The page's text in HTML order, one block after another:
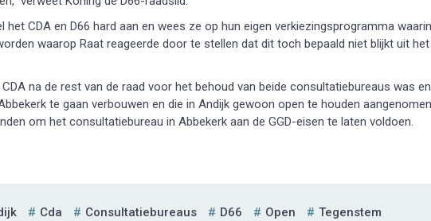
CDA en D66 hard aan en wees ze op hun eigen verkiezingsprogramma waarin
waarop Raat reageerde door te stellen dat dit toch bepaald niet blijkt uit het
na de rest van de raad voor het behoud van beide consultatiebureaus was en
te gaan verbouwen en die in Andijk gewoon open te houden
om het consultatiebureau in Abbekerk aan de GGD-eisen te laten voldoen.
Cda Consultatiebureaus D66 Open Tegenstem